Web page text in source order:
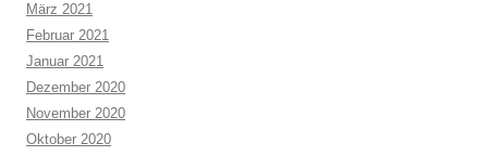
März 2021
Februar 2021
Januar 2021
Dezember 2020
November 2020
Oktober 2020